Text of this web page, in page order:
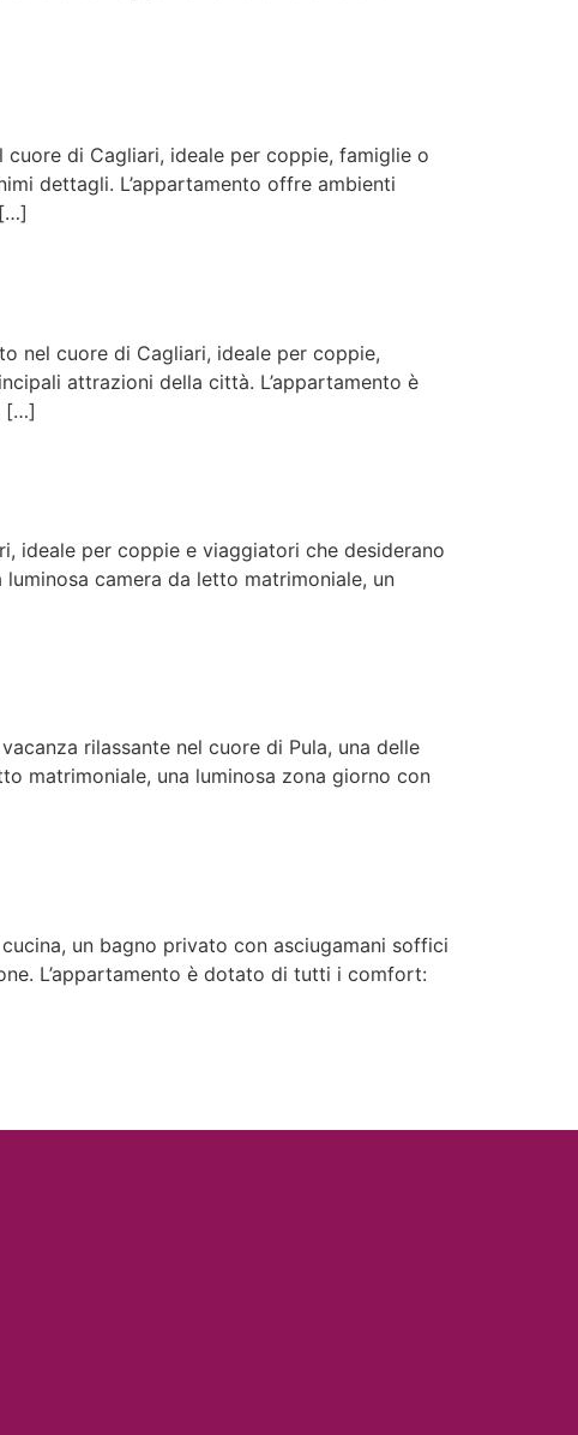
di Cagliari, ideale per coppie, famiglie o
dettagli. L’appartamento offre ambienti
nel cuore di Cagliari, ideale per coppie,
attrazioni della città. L’appartamento è
[…]
ideale per coppie e viaggiatori che desiderano
camera da letto matrimoniale, un
rilassante nel cuore di Pula, una delle
matrimoniale, una luminosa zona giorno con
un bagno privato con asciugamani soffici
L’appartamento è dotato di tutti i comfort: